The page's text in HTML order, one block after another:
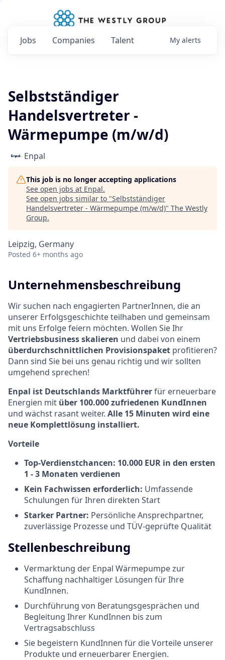
Jobs Companies Talent My alerts
Selbstständiger
Handelsvertreter -
Wärmepumpe (m/w/d)
Enpal
This job is no longer accepting applications
See open jobs at Enpal.
See open jobs similar to "Selbstständiger
Handelsvertreter - Wärmepumpe (m/w/d)" The Westly
Group.
Leipzig, Germany
Posted 6+ months ago
Unternehmensbeschreibung
Wir suchen nach engagierten PartnerInnen, die an
unserer Erfolgsgeschichte teilhaben und gemeinsam
mit uns Erfolge feiern möchten. Wollen Sie Ihr
Vertriebsbusiness skalieren und dabei von einem
überdurchschnittlichen Provisionspaket profitieren?
Dann sind Sie bei uns genau richtig und wir sollten
umgehend sprechen!
Enpal ist Deutschlands Marktführerfür erneuerbare
Energien mit über 100.000 zufriedenen KundInnen
und wächst rasant weiter. Alle 15 Minuten wird eine
neue Komplettlösung installiert.
Vorteile
Top-Verdienstchancen: 10.000 EUR in den ersten
1 - 3 Monaten verdienen
Kein Fachwissen erforderlich: Umfassende
Schulungen für Ihren direkten Start
Starker Partner: Persönliche Ansprechpartner,
zuverlässige Prozesse und TÜV-geprüfte Qualität
Stellenbeschreibung
Vermarktung der Enpal Wärmepumpe zur
Schaffung nachhaltiger Lösungen für Ihre
KundInnen.
Durchführung von Beratungsgesprächen und
Begleitung Ihrer KundInnen bis zum
Vertragsabschluss
Sie begeistern KundInnen für die Vorteile unserer
Produkte und erneuerbarer Energien.